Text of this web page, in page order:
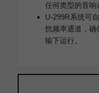
任何类型的音响
U-299R系统可
扰频率通道，确
输下运行。